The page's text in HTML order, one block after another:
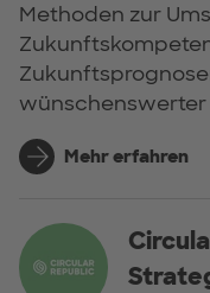
Methoden zur
Mehr erfahren